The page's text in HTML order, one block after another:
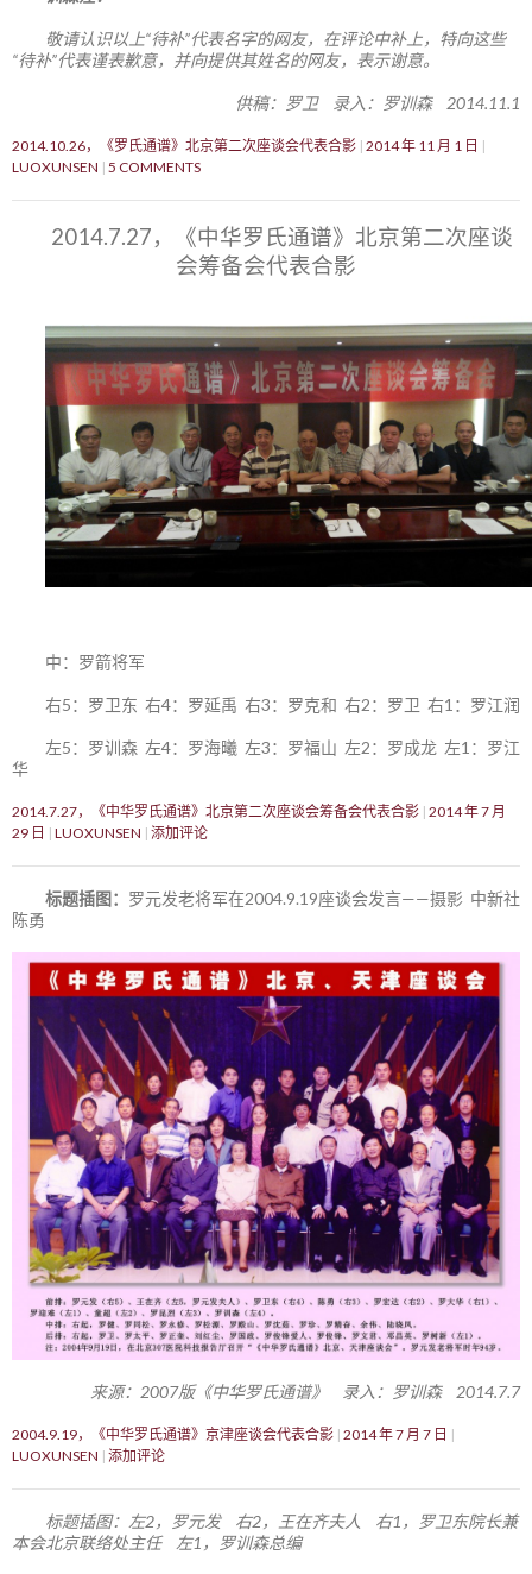
敬请认识以上“待补”代表名字的网友，在评论中补上，特向这些
“待补”代表谨表歉意，并向提供其姓名的网友，表示谢意。
供稿：罗卫 录入：罗训森 2014.11.1
2014.10.26，《罗氏通谱》北京第二次座谈会代表合影 2014 年 11 月 1 日
LUOXUNSEN 5 COMMENTS
2014.7.27，《中华罗氏通谱》北京第二次座谈
会筹备会代表合影
中：罗箭将军
右5：罗卫东 右4：罗延禹 右3：罗克和 右2：罗卫 右1：罗江润
左5：罗训森 左4：罗海曦 左3：罗福山 左2：罗成龙 左1：罗江
华
2014.7.27，《中华罗氏通谱》北京第二次座谈会筹备会代表合影 2014 年 7 月
29 日
LUOXUNSEN 添加评论
标题插图： 罗元发老将军在2004.9.19座谈会发言——摄影 中新社
陈勇
来源：2007版《中华罗氏通谱》 录入：罗训森 2014.7.7
2004.9.19，《中华罗氏通谱》京津座谈会代表合影 2014 年 7 月 7 日
LUOXUNSEN 添加评论
标题插图：左2，罗元发 右2，王在齐夫人 右1，罗卫东院长兼
本会北京联络处主任 左1，罗训森总编